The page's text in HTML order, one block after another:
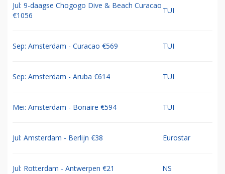
Jul: 9-daagse Chogogo Dive & Beach Curacao
€1056
TUI
Sep: Amsterdam - Curacao €569 TUI
Sep: Amsterdam - Aruba €614 TUI
Mei: Amsterdam - Bonaire €594 TUI
Jul: Amsterdam - Berlijn €38 Eurostar
Jul: Rotterdam - Antwerpen €21 NS